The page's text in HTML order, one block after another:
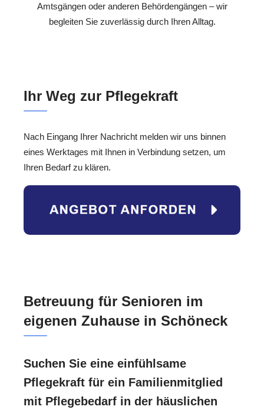
Amtsgängen oder anderen Behördengängen – wir
begleiten Sie zuverlässig durch Ihren Alltag.
Ihr Weg zur Pflegekraft
Nach Eingang Ihrer Nachricht melden wir uns binnen
eines Werktages mit Ihnen in Verbindung setzen, um
Ihren Bedarf zu klären.
Betreuung für Senioren im
eigenen Zuhause in Schöneck
Suchen Sie eine einfühlsame
Pflegekraft für ein Familienmitglied
mit Pflegebedarf in der häuslichen